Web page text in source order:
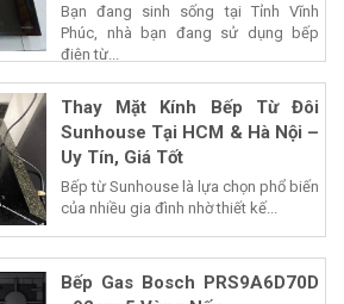
Bạn đang sinh sống tại Tỉnh Vĩnh
Phúc, nhà bạn đang sử dụng bếp
điện từ...
Thay Mặt Kính Bếp Từ Đôi
Sunhouse Tại HCM & Hà Nội –
Uy Tín, Giá Tốt
Bếp từ Sunhouse là lựa chọn phổ biến
của nhiều gia đình nhờ thiết kế...
Bếp Gas Bosch PRS9A6D70D